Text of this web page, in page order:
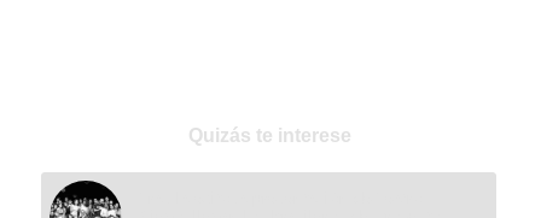
Quizás te interese